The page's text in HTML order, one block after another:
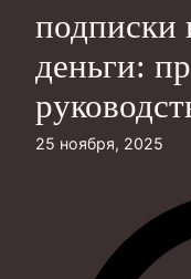
подписки
деньги:
25 ноября, 2025